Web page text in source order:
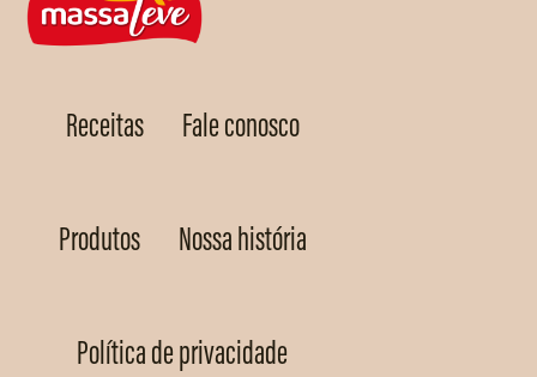
Receitas Fale conosco
Produtos Nossa história
Política de privacidade